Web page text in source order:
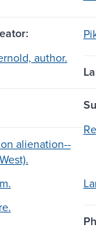
author.
alienation--